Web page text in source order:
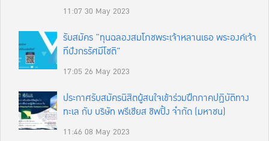
11:07 30 May 2023
รับสมัคร “ทุนฉลองสมโภชพระเจ้าหลานเธอ พระองค์เจ้า
ทีปังกรรัศมีโชติ”
17:05 26 May 2023
ประกาศรับสมัครนิสิตผู้สนใจเข้าร่วมฝึกภาคปฏิบัติทาง
ทะเล กับ บริษัท พรีเชียส ชิพปิ้ง จำกัด (มหาชน)
11:46 08 May 2023